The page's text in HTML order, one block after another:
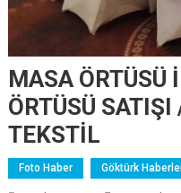
MASA ÖRTÜSÜ
ÖRTÜSÜ
TEKSTİL
Foto Haber Göktürk